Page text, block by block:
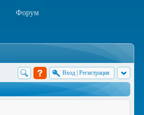
Форум
Вход Регистрация